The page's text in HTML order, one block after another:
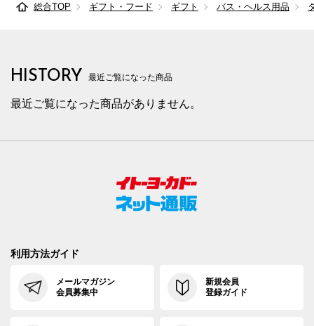
総合TOP ギフト・フード ギフト バス・ヘルス用品
HISTORY 最近ご覧になった商品
最近ご覧になった商品がありません。
利用方法ガイド
メールマガジン
会員募集中
新規会員
登録ガイド